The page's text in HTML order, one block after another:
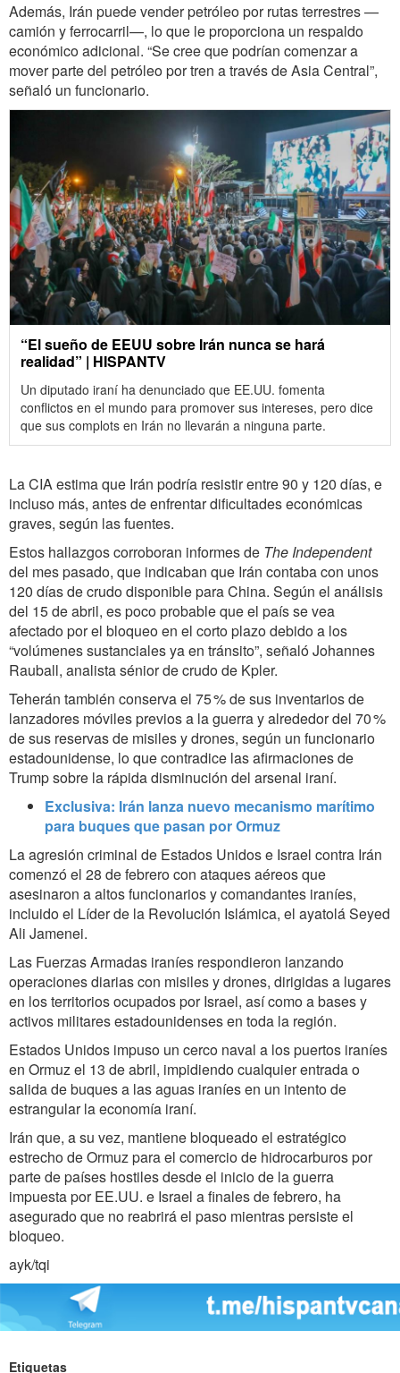
Además, Irán puede vender petróleo por rutas terrestres —
camión y ferrocarril—, lo que le proporciona un respaldo
económico adicional. “Se cree que podrían comenzar a
mover parte del petróleo por tren a través de Asia Central”,
señaló un funcionario.
“El sueño de EEUU sobre Irán nunca se hará
realidad” | HISPANTV
Un diputado iraní ha denunciado que EE.UU. fomenta
conflictos en el mundo para promover sus intereses, pero dice
que sus complots en Irán no llevarán a ninguna parte.
La CIA estima que Irán podría resistir entre 90 y 120 días, e
incluso más, antes de enfrentar dificultades económicas
graves, según las fuentes.
Estos hallazgos corroboran informes de The Independent
del mes pasado, que indicaban que Irán contaba con unos
120 días de crudo disponible para China. Según el análisis
del 15 de abril, es poco probable que el país se vea
afectado por el bloqueo en el corto plazo debido a los
“volúmenes sustanciales ya en tránsito”, señaló Johannes
Rauball, analista sénior de crudo de Kpler.
Teherán también conserva el 75 % de sus inventarios de
lanzadores móviles previos a la guerra y alrededor del 70 %
de sus reservas de misiles y drones, según un funcionario
estadounidense, lo que contradice las afirmaciones de
Trump sobre la rápida disminución del arsenal iraní.
Exclusiva: Irán lanza nuevo mecanismo marítimo
para buques que pasan por Ormuz
La agresión criminal de Estados Unidos e Israel contra Irán
comenzó el 28 de febrero con ataques aéreos que
asesinaron a altos funcionarios y comandantes iraníes,
incluido el Líder de la Revolución Islámica, el ayatolá Seyed
Ali Jamenei.
Las Fuerzas Armadas iraníes respondieron lanzando
operaciones diarias con misiles y drones, dirigidas a lugares
en los territorios ocupados por Israel, así como a bases y
activos militares estadounidenses en toda la región.
Estados Unidos impuso un cerco naval a los puertos iraníes
en Ormuz el 13 de abril, impidiendo cualquier entrada o
salida de buques a las aguas iraníes en un intento de
estrangular la economía iraní.
Irán que, a su vez, mantiene bloqueado el estratégico
estrecho de Ormuz para el comercio de hidrocarburos por
parte de países hostiles desde el inicio de la guerra
impuesta por EE.UU. e Israel a finales de febrero, ha
asegurado que no reabrirá el paso mientras persiste el
bloqueo.
ayk/tqi
Etiquetas